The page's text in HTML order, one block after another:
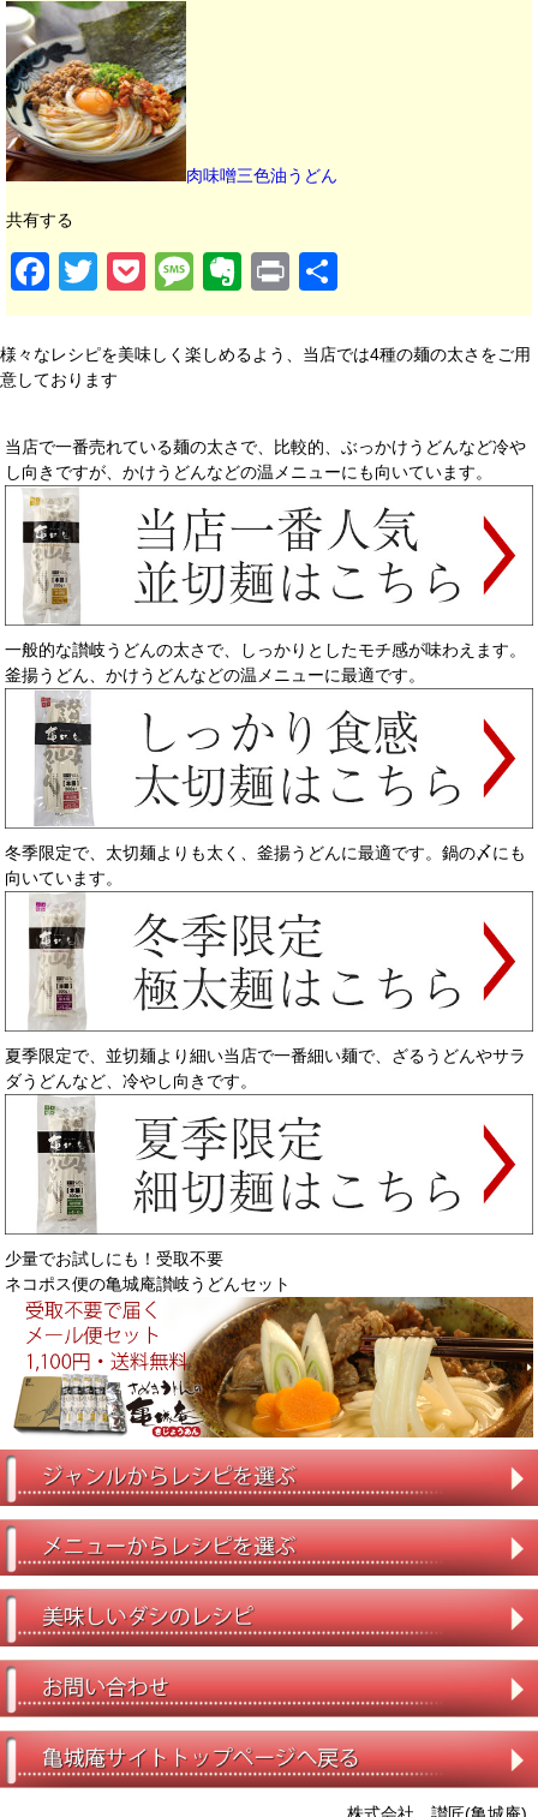
肉味噌三色油うどん
共有する
FacebookTwitter Pocket MessageEvernotePrint
様々なレシピを美味しく楽しめるよう、当店では4種の麺の太さをご用
意しております
当店で一番売れている麺の太さで、比較的、ぶっかけうどんなど冷や
し向きですが、かけうどんなどの温メニューにも向いています。
一般的な讃岐うどんの太さで、しっかりとしたモチ感が味わえます。
釜揚うどん、かけうどんなどの温メニューに最適です。
冬季限定で、太切麺よりも太く、釜揚うどんに最適です。鍋の〆にも
向いています。
夏季限定で、並切麺より細い当店で一番細い麺で、ざるうどんやサラ
ダうどんなど、冷やし向きです。
少量でお試しにも！受取不要
ネコポス便の亀城庵讃岐うどんセット